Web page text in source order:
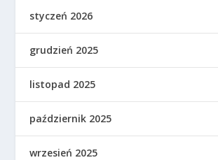
styczeń 2026
grudzień 2025
listopad 2025
październik 2025
wrzesień 2025